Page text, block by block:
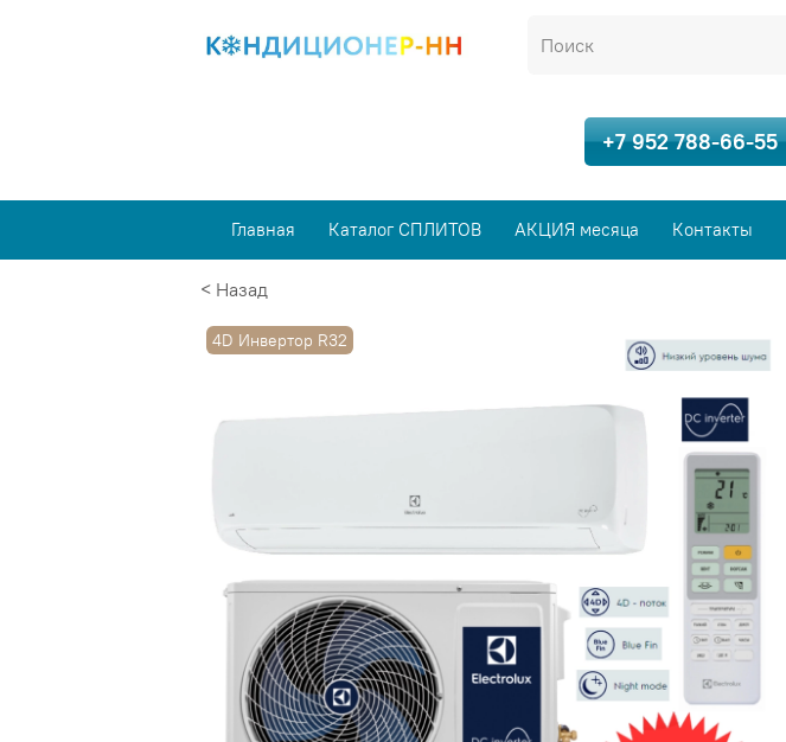
+7 952 788-66-55
Главная Каталог СПЛИТОВ АКЦИЯ месяца Контакты
< Назад
4D Инвертор R32